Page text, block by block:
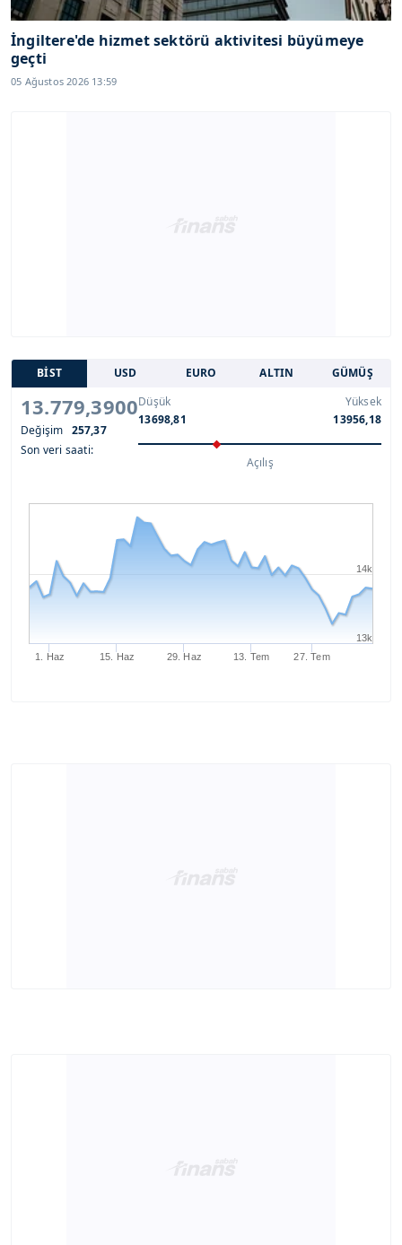
İngiltere'de hizmet sektörü aktivitesi büyümeye
geçti
05 Ağustos 2026 13:59
BİST USD EURO ALTIN GÜMÜŞ
13.779,3900
Değişim 257,37
Son veri saati:
Düşük
13698,81
Yüksek
13956,18
Açılış
1. Haz 15. Haz 29. Haz 13. Tem 27. Tem
13k
14k